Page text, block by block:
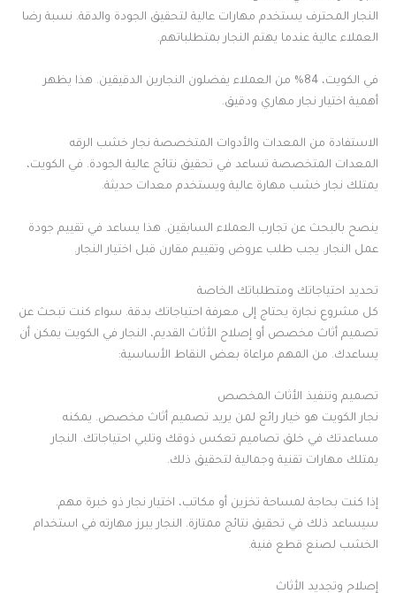
النجار المحترف يستخدم مهارات عالية لتحقيق الجودة والدقة. نسبة رضا
العملاء عالية عندما يهتم النجار بمتطلباتهم.
في الكويت، 84% من العملاء يفضلون النجارين الدقيقين. هذا يظهر
أهمية اختيار نجار مهاري ودقيق.
الاستفادة من المعدات والأدوات المتخصصة نجار خشب الرقه
المعدات المتخصصة تساعد في تحقيق نتائج عالية الجودة. في الكويت،
يمتلك نجار خشب مهارة عالية ويستخدم معدات حديثة.
ينصح بالبحث عن تجارب العملاء السابقين. هذا يساعد في تقييم جودة
عمل النجار. يجب طلب عروض وتقييم مقارن قبل اختيار النجار.
تحديد احتياجاتك ومتطلباتك الخاصة
كل مشروع نجارة يحتاج إلى معرفة احتياجاتك بدقة. سواء كنت تبحث عن
تصميم أثاث مخصص أو إصلاح الأثاث القديم، النجار في الكويت يمكن أن
يساعدك. من المهم مراعاة بعض النقاط الأساسية:
تصميم وتنفيذ الأثاث المخصص
نجار الكويت هو خيار رائع لمن يريد تصميم أثاث مخصص. يمكنه
مساعدتك في خلق تصاميم تعكس ذوقك وتلبي احتياجاتك. النجار
يمتلك مهارات تقنية وجمالية لتحقيق ذلك.
إذا كنت بحاجة لمساحة تخزين أو مكاتب، اختيار نجار ذو خبرة مهم.
سيساعد ذلك في تحقيق نتائج ممتازة. النجار يبرز مهارته في استخدام
الخشب لصنع قطع فنية.
إصلاح وتجديد الأثاث